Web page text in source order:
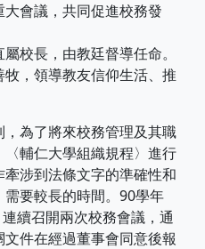
會議，共同促進校務發
校長，由教廷督導任命。
，領導教友信仰生活、推
為了將來校務管理及其職
輔仁大學組織規程〉進行
涉到法條文字的準確性和
要較長的時間。90學年
續召開兩次校務會議，通
件在經過董事會同意後報